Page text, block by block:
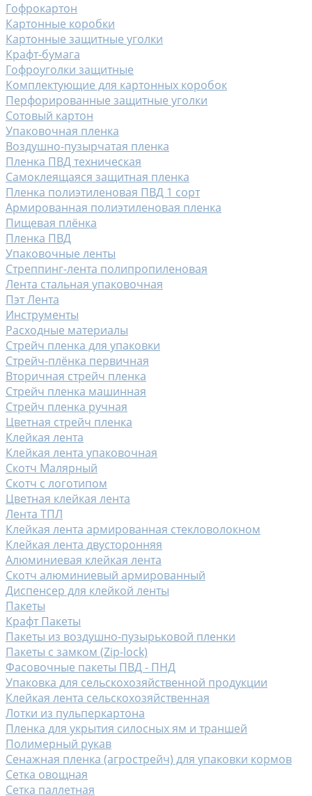
Гофрокартон
Картонные коробки
Картонные защитные уголки
Крафт-бумага
Гофроуголки защитные
Комплектующие для картонных коробок
Перфорированные защитные уголки
Сотовый картон
Упаковочная пленка
Воздушно-пузырчатая пленка
Пленка ПВД техническая
Самоклеящаяся защитная пленка
Пленка полиэтиленовая ПВД 1 сорт
Армированная полиэтиленовая пленка
Пищевая плёнка
Пленка ПВД
Упаковочные ленты
Стреппинг-лента полипропиленовая
Лента стальная упаковочная
Пэт Лента
Инструменты
Расходные материалы
Стрейч пленка для упаковки
Стрейч-плёнка первичная
Вторичная стрейч пленка
Стрейч пленка машинная
Стрейч пленка ручная
Цветная стрейч пленка
Клейкая лента
Клейкая лента упаковочная
Скотч Малярный
Скотч с логотипом
Цветная клейкая лента
Лента ТПЛ
Клейкая лента армированная стекловолокном
Клейкая лента двусторонняя
Алюминиевая клейкая лента
Скотч алюминиевый армированный
Диспенсер для клейкой ленты
Пакеты
Крафт Пакеты
Пакеты из воздушно-пузырьковой пленки
Пакеты с замком (Zip-lock)
Фасовочные пакеты ПВД - ПНД
Упаковка для сельскохозяйственной продукции
Клейкая лента сельскохозяйственная
Лотки из пульперкартона
Пленка для укрытия силосных ям и траншей
Полимерный рукав
Сенажная пленка (агрострейч) для упаковки кормов
Сетка овощная
Сетка паллетная